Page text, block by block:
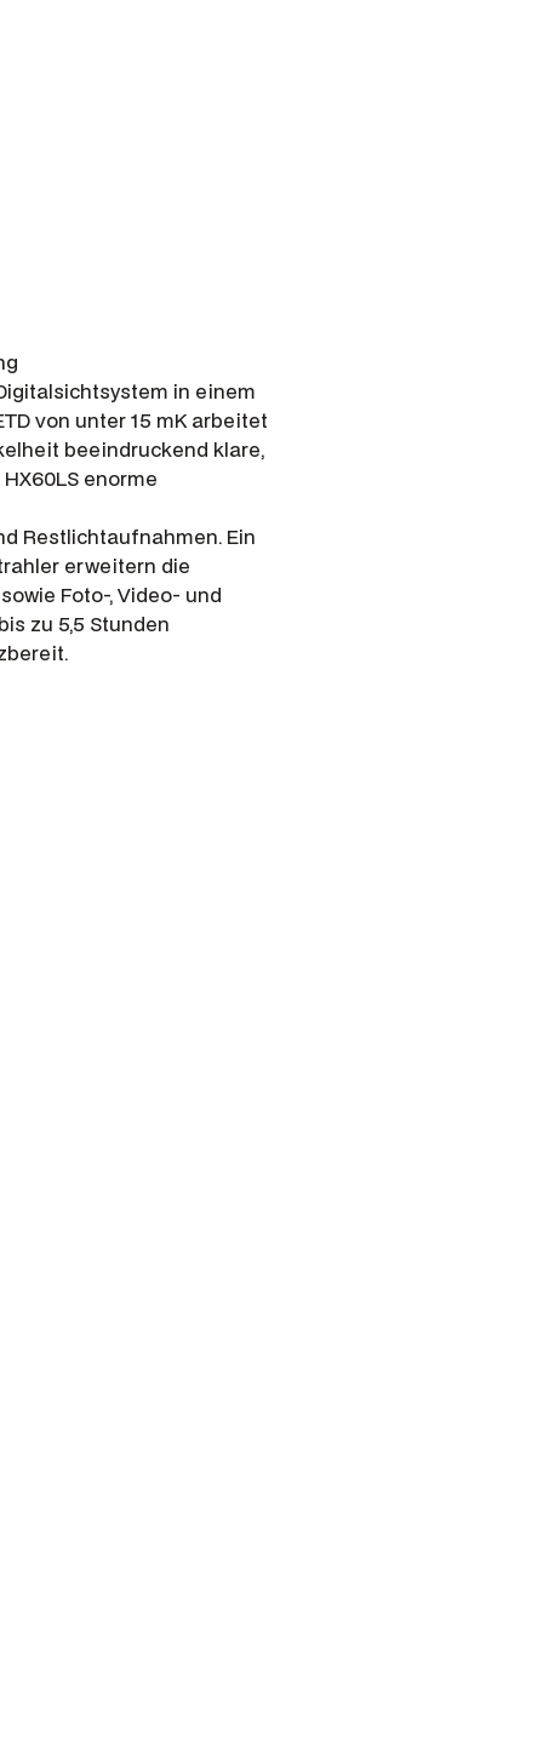
in einem
von unter 15 mK arbeitet
beeindruckend klare,
enorme
Restlichtaufnahmen. Ein
erweitern die
Foto-, Video- und
zu 5,5 Stunden